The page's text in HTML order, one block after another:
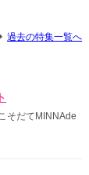
過去の特集一覧へ
そだてMINNAde